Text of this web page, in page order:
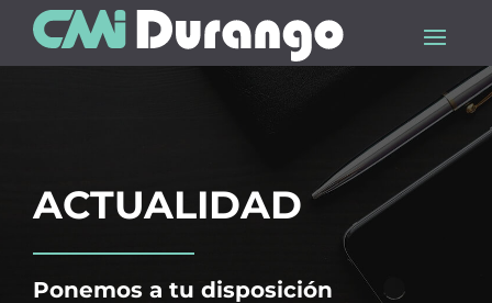
ACTUALIDAD
Ponemos a tu disposición